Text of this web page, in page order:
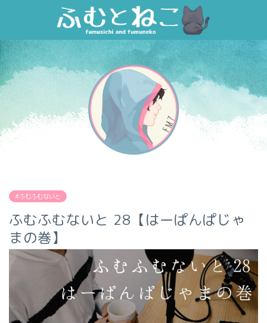
#ふむふむないと
ふむふむないと 28【はーぱんぱじゃ
まの巻】